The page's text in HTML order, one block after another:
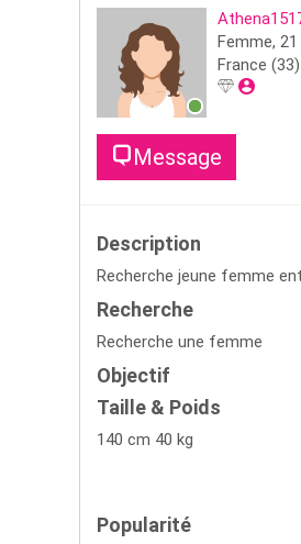
Femme, 21
France (33)
Message
Description
Recherche jeune femme
Recherche
Recherche une femme
Objectif
Taille & Poids
140 cm 40 kg
Popularité